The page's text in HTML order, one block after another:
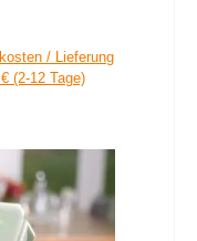
/ Lieferung
(2-12 Tage)